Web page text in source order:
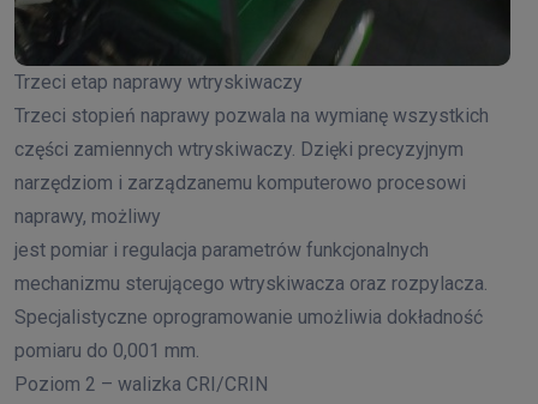
Trzeci etap naprawy wtryskiwaczy
Trzeci stopień naprawy pozwala na wymianę wszystkich
części zamiennych wtryskiwaczy. Dzięki precyzyjnym
narzędziom i zarządzanemu komputerowo procesowi
naprawy, możliwy
jest pomiar i regulacja parametrów funkcjonalnych
mechanizmu sterującego wtryskiwacza oraz rozpylacza.
Specjalistyczne oprogramowanie umożliwia dokładność
pomiaru do 0,001 mm.
Poziom 2 – walizka CRI/CRIN